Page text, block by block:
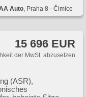
Auto, Praha 8 - Čimice
15 696 EUR
der MwSt. abzusetzen
(ASR),